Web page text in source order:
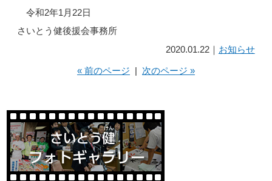
令和2年1月22日
さいとう健後援会事務所
2020.01.22｜ お知らせ
« 前のページ | 次のページ »